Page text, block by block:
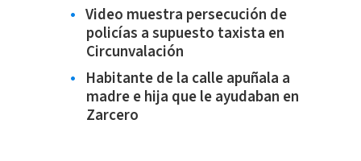
Video muestra persecución de
policías a supuesto taxista en
Circunvalación
Habitante de la calle apuñala a
madre e hija que le ayudaban en
Zarcero